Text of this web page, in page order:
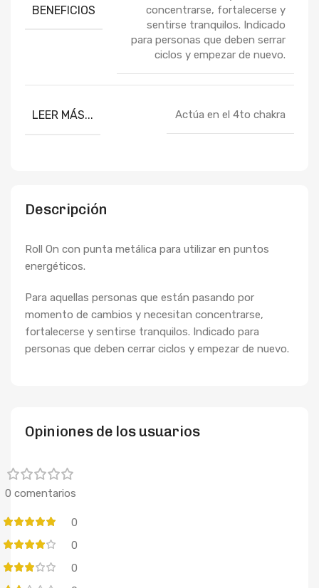
Descripción
Roll On con punta metálica para utilizar en puntos
energéticos.
Para aquellas personas que están pasando por
momento de cambios y necesitan concentrarse,
fortalecerse y sentirse tranquilos. Indicado para
personas que deben cerrar ciclos y empezar de nuevo.
BENEFICIOS
concentrarse, fortalecerse y
sentirse tranquilos. Indicado
para personas que deben serrar
ciclos y empezar de nuevo.
LEER MÁS... Actúa en el 4to chakra
Opiniones de los usuarios
0 comentarios
0
0
0